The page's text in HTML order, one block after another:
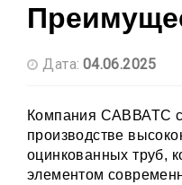
Дата: 04.06.2025
Компания САВВАТС
производстве
оцинкованных труб,
элементом